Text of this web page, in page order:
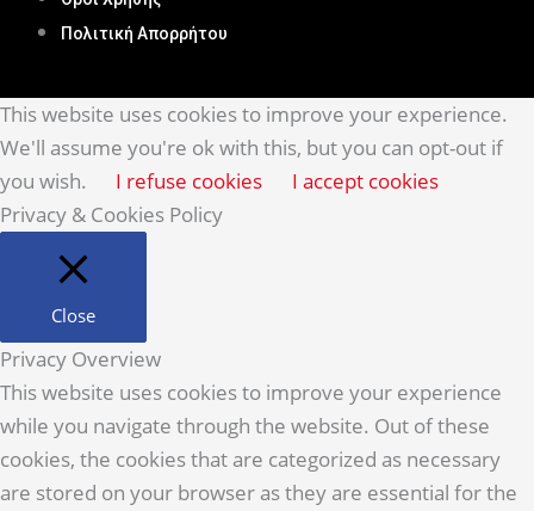
Πολιτική Απορρήτου
This website uses cookies to improve your experience.
We'll assume you're ok with this, but you can opt-out if
you wish.
I refuse cookies
I accept cookies
Privacy & Cookies Policy
Close
Privacy Overview
This website uses cookies to improve your experience
while you navigate through the website. Out of these
cookies, the cookies that are categorized as necessary
are stored on your browser as they are essential for the